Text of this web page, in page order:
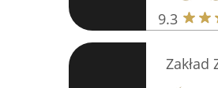
9.3
Zakład